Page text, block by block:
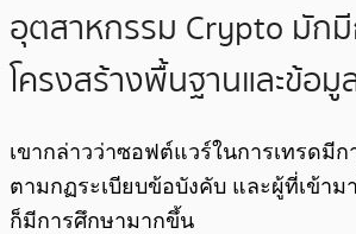
อุตสาหกรรม Crypto มัก
โครงสร้างพื้นฐานและข้อมู
เขากล่าวว่าซอฟต์แวร์ในการเทรดมี
ตามกฏระเบียบข้อบังคับ และผู้ที่เข้า
ก็มีการศึกษามากขึ้น